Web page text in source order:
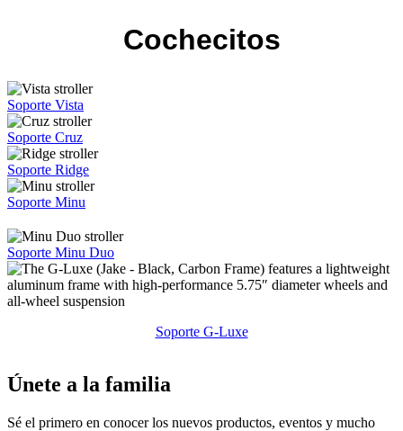
Cochecitos
Soporte Vista
Soporte Cruz
Soporte Ridge
Soporte Minu
Soporte Minu Duo
Soporte G-Luxe
Únete a la familia
Sé el primero en conocer los nuevos productos, eventos y mucho